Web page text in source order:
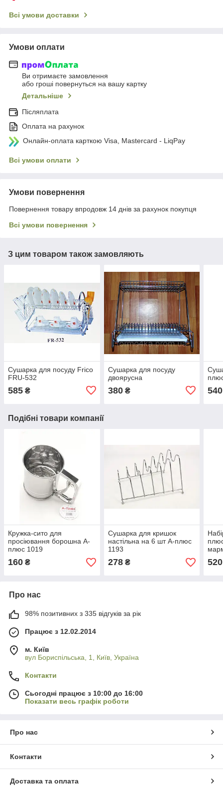
Всі умови доставки
Умови оплати
Ви отримаєте замовлення
або гроші повернуться на вашу картку
Детальніше
Післяплата
Оплата на рахунок
Онлайн-оплата карткою Visa, Mastercard - LiqPay
Всі умови оплати
Умови повернення
Повернення товару впродовж 14 днів за рахунок покупця
Всі умови повернення
З цим товаром також замовляють
Сушарка для посуду Frico
FRU-532
585 ₴
Сушарка для посуду
двоярусна
380₴ 540
Подібні товари компанії
Кружка-сито для
просіювання борошна А-
плюс 1019
160 ₴
Сушарка для кришок
настільна на 6 шт А-плюс
1193
278₴
1119
520
Про нас
98% позитивних з 335 відгуків за рік
Працює з 12.02.2014
м. Київ
вул Бориспільська, 1, Київ, Україна
Контакти
Сьогодні працює з 10:00 до 16:00
Показати весь графік роботи
Про нас
Контакти
Доставка та оплата